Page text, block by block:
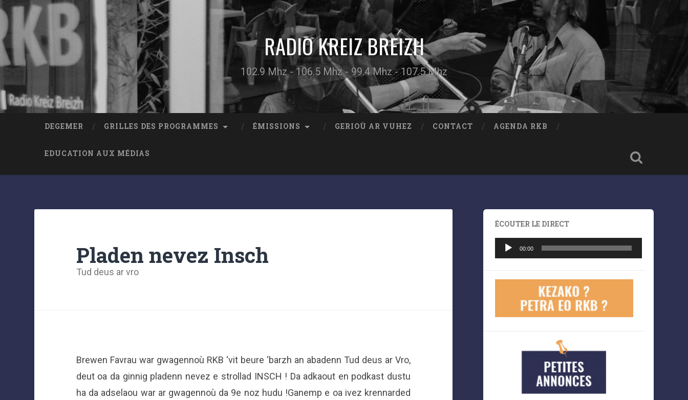
RADIO KREIZ BREIZH
102.9 Mhz - 106.5 Mhz - 99.4 Mhz - 107.5 Mhz
DEGEMER GRILLES DES PROGRAMMES ÉMISSIONS GERIOÙ AR VUHEZ CONTACT AGENDA RKB
EDUCATION AUX MÉDIAS
Pladen nevez Insch
Tud deus ar vro
Brewen Favrau war gwagennoù RKB ‘vit beure ‘barzh an abadenn Tud deus ar Vro,
deut oa da ginnig pladenn nevez e strollad INSCH ! Da adkaout en podkast dustu
ha da adselaou war ar gwagennoù da 9e noz hudu !Ganemp e oa ivez krennarded
ÉCOUTER LE DIRECT
Lecteur
audio
00:00